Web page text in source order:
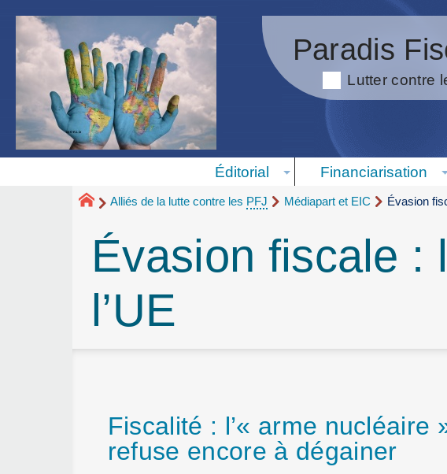
Paradis
Lutter contre
Éditorial Financiarisation
Alliés de la lutte contre les PFJ Médiapart et EIC Évasion
Évasion fiscale :
l’UE
Fiscalité : l’« arme nucléaire
refuse encore à dégainer